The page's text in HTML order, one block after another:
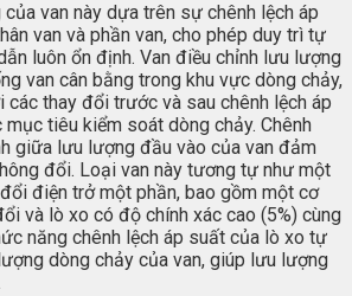
van này dựa trên sự chênh lệch áp
van và phần van, cho phép duy trì tự
luôn ổn định. Van điều chỉnh lưu lượng
van cân bằng trong khu vực dòng chảy,
thay đổi trước và sau chênh lệch áp
tiêu kiểm soát dòng chảy. Chênh
giữa lưu lượng đầu vào của van đảm
đổi. Loại van này tương tự như một
điện trở một phần, bao gồm một cơ
và lò xo có độ chính xác cao (5%) cùng
năng chênh lệch áp suất của lò xo tự
dòng chảy của van, giúp lưu lượng